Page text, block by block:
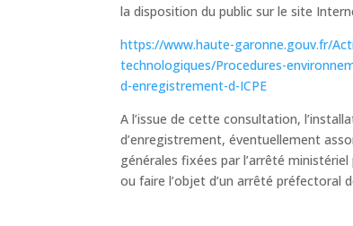
la disposition du public sur le site
https://www.haute-garonne.gouv.fr/
technologiques/Procedures-
d-enregistrement-d-ICPE
A l’issue de cette consultation,
d’enregistrement, éventuellement
générales fixées par l’arrêté
ou faire l’objet d’un arrêté préfectoral